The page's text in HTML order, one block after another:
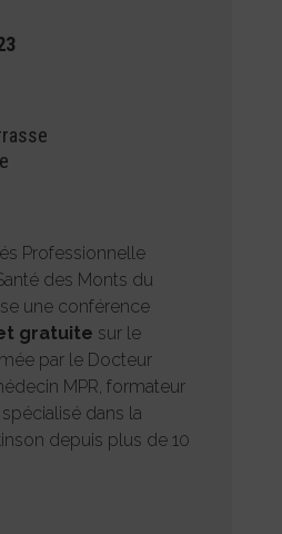
Professionnelle
des Monts du
une conférence
gratuite sur le
par le Docteur
MPR, formateur
dans la
depuis plus de 10